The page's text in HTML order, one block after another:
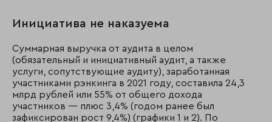
Инициатива не наказуема
Суммарная выручка от аудита в целом
(обязательный и инициативный аудит, а также
услуги, сопутствующие аудиту), заработанная
участниками рэнкинга в 2021 году, составила 24,3
млрд рублей или 55% от общего дохода
участников — плюс 3,4% (годом ранее был
зафиксирован рост 9,4%) (графики 1 и 2). По